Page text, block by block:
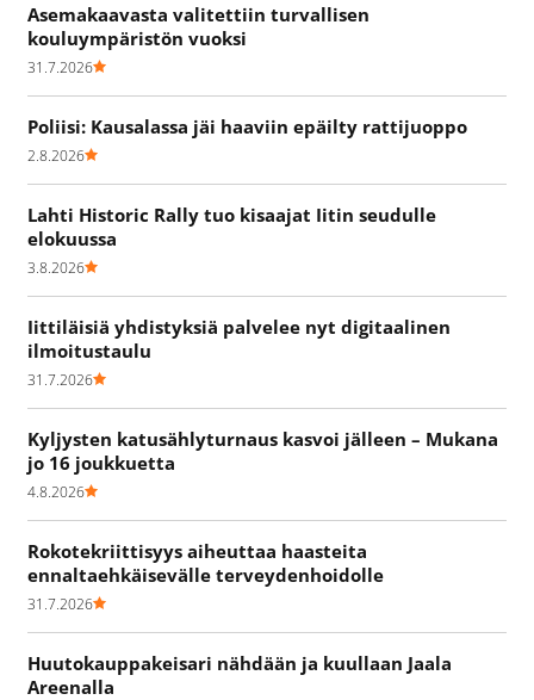
Asemakaavasta valitettiin turvallisen
kouluympäristön vuoksi
31.7.2026
Poliisi: Kausalassa jäi haaviin epäilty rattijuoppo
2.8.2026
Lahti Historic Rally tuo kisaajat Iitin seudulle
elokuussa
3.8.2026
Iittiläisiä yhdistyksiä palvelee nyt digitaalinen
ilmoitustaulu
31.7.2026
Kyljysten katusählyturnaus kasvoi jälleen – Mukana
jo 16 joukkuetta
4.8.2026
Rokotekriittisyys aiheuttaa haasteita
ennaltaehkäisevälle terveydenhoidolle
31.7.2026
Huutokauppakeisari nähdään ja kuullaan Jaala
Areenalla